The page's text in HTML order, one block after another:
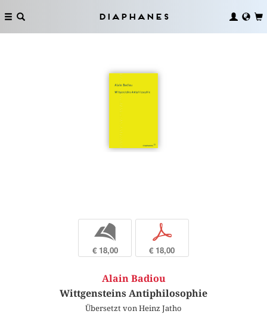
Diaphanes
b
€ 18,00
p
€ 18,00
Alain Badiou
Wittgensteins Antiphilosophie
Übersetzt von Heinz Jatho